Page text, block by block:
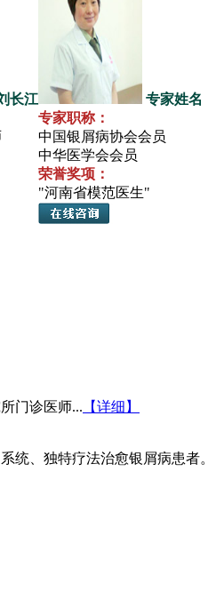
长江
专家姓名
专家职称：
中国银屑病协会会员
中华医学会会员
荣誉奖项：
"河南省模范医生"
门诊医师... 【详细】
统、独特疗法治愈银屑病患者。